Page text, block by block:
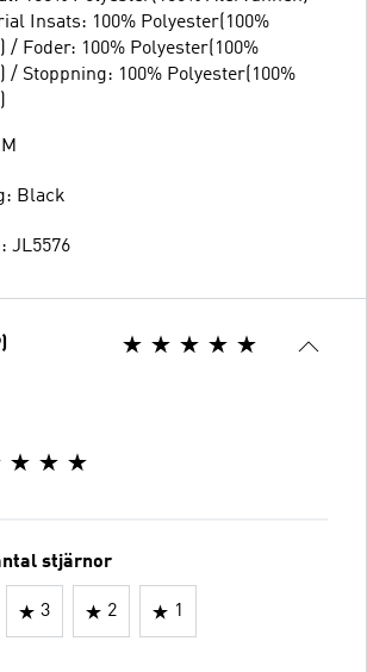
Insats: 100% Polyester(100%
/ Foder: 100% Polyester(100%
/ Stoppning: 100% Polyester(100%
Black
JL5576
stjärnor
3 2 1